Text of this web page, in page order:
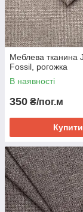
Меблева тканина
Fossil, рогожка
В наявності
350 ₴/пог.м
Купити